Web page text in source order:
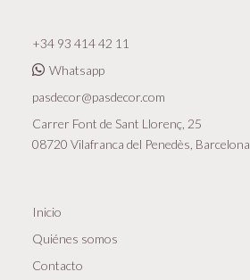
+34 93 414 42 11
Whatsapp
pasdecor@pasdecor.com
Carrer Font de Sant Llorenç, 25
08720 Vilafranca del Penedès, Barcelona
Inicio
Quiénes somos
Contacto